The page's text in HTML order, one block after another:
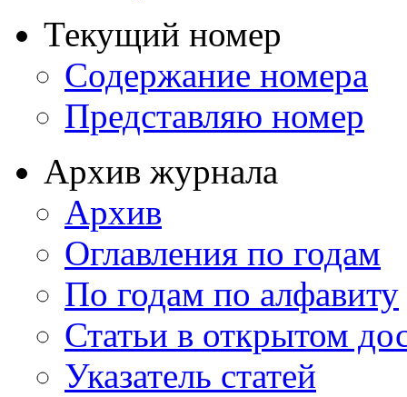
Текущий номер
Содержание номера
Представляю номер
Архив журнала
Архив
Оглавления по годам
По годам по алфавиту
Статьи в открытом
Указатель статей